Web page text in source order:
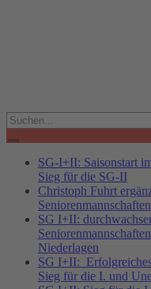
Search
for:
SG-I+II: Saisonstart
Sieg für die SG-II
Christoph Fuhrt
Seniorenmannschaften
SG I+II:
Niederlagen
SG I+II:
Sieg für die I. und